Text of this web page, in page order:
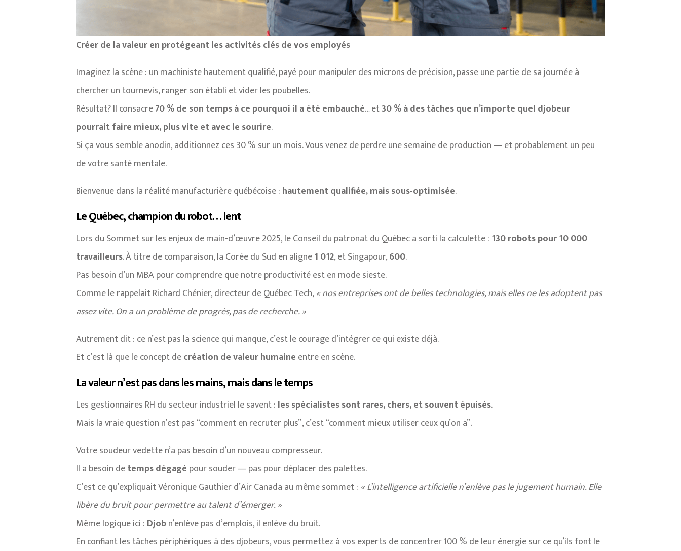
Créer de la valeur en protégeant les activités clés de vos employés
Imaginez la scène : un machiniste hautement qualifié, payé pour manipuler des microns de précision, passe une partie de sa journée à
chercher un tournevis, ranger son établi et vider les poubelles.
Résultat? Il consacre70 % de son temps à ce pourquoi il a été embauché… et30 % à des tâches que n’importe quel djobeur
pourrait faire mieux, plus vite et avec le sourire.
Si ça vous semble anodin, additionnez ces 30 % sur un mois. Vous venez de perdre une semaine de production — et probablement un peu
de votre santé mentale.
Bienvenue dans la réalité manufacturière québécoise : hautement qualifiée, mais sous-optimisée.
Le Québec, champion du robot… lent
Lors du Sommet sur les enjeux de main-d’œuvre 2025, le Conseil du patronat du Québec a sorti la calculette : 130 robots pour 10 000
travailleurs. À titre de comparaison, la Corée du Sud en aligne1 012, et Singapour,600.
Pas besoin d’un MBA pour comprendre que notre productivité est en mode sieste.
Comme le rappelait Richard Chénier, directeur de Québec Tech, « nos entreprises ont de belles technologies, mais elles ne les adoptent pas
assez vite. On a un problème de progrès, pas de recherche. »
Autrement dit : ce n’est pas la science qui manque, c’est le courage d’intégrer ce qui existe déjà.
Et c’est là que le concept decréation de valeur humaine entre en scène.
La valeur n’est pas dans les mains, mais dans le temps
Les gestionnaires RH du secteur industriel le savent : les spécialistes sont rares, chers, et souvent épuisés.
Mais la vraie question n’est pas “comment en recruter plus”, c’est “comment mieux utiliser ceux qu’on a”.
Votre soudeur vedette n’a pas besoin d’un nouveau compresseur.
Il a besoin detemps dégagé pour souder — pas pour déplacer des palettes.
C’est ce qu’expliquait Véronique Gauthier d’Air Canada au même sommet : « L’intelligence artificielle n’enlève pas le jugement humain. Elle
libère du bruit pour permettre au talent d’émerger. »
Même logique ici : Djobn’enlève pas d’emplois, il enlève du bruit.
En confiant les tâches périphériques à des djobeurs, vous permettez à vos experts de concentrer 100 % de leur énergie sur ce qu’ils font le